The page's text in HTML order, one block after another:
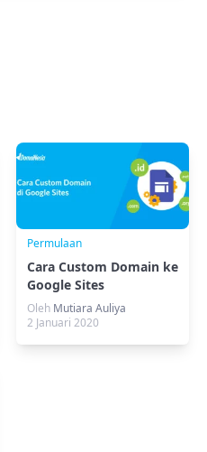
Permulaan
Cara Custom Domain ke
Google Sites
Oleh Mutiara Auliya
2 Januari 2020